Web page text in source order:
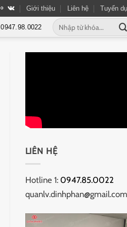
Giới thiệu Liên hệ Tuyển
0947.98.0022
Tìm
kiếm:
LIÊN HỆ
Hotline 1: 0947.85.0022
quanlv.dinhphan@gmail.com